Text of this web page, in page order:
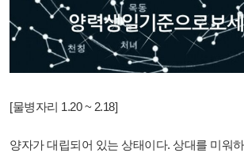
[물병자리 1.20 ~ 2.18]
양자가 대립되어 있는 상태이다. 상대를 미워